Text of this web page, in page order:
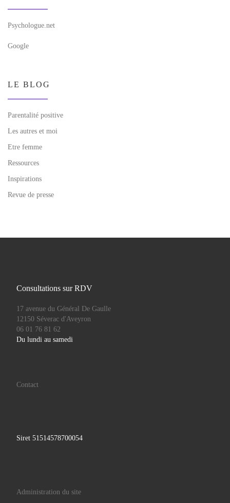
Psychologue.net
Google
LE BLOG
Parentalité positive
Les autres et moi
Etre femme
Ressources
Inspirations
Revue de presse
Consultations sur RDV
17 avenue du Général De Gaulle
12150 Séverac d'Aveyron
06 01 76 81 62
Du lundi au samedi
Contact
Siret 51514578700054
Administration du site